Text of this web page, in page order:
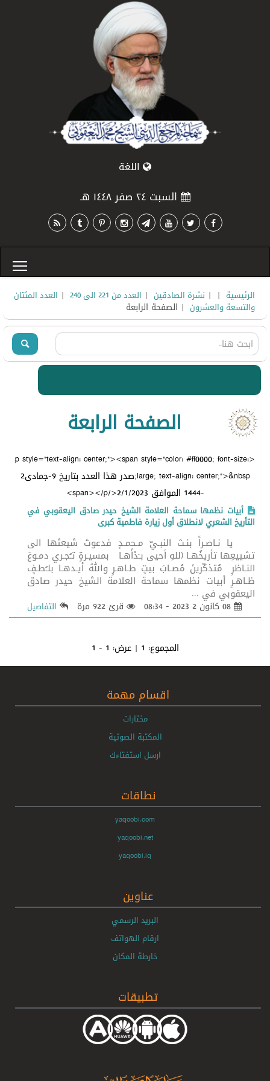
اللغة
السبت ٢٤ صفر ١٤٤٨ هـ
الرئيسية |
| نشرة الصادقين | العدد من 221 الى 240 | العدد المئتان
والتسعة والعشرون | الصفحة الرابعة
الصفحة الرابعة
<p style="text-align: center;"><span style="color: #ff0000; font-size:
large; text-align: center;">&nbsp;صدر هذا العدد بتاريخ 9-جمادى2
-1444 الموافق 2/1/2023</span></p>
أبيات نظمها سماحة العلامة الشيخ حيدر صادق اليعقوبي في
التأريخ الشعري لانطلاق أول زيارة فاطمية كبرى
يا نـاصـراً بنـتَ النبـيّ مـحمـدٍ فدعوتَ شيعتَها الى
تشييعِها تأريخُهـا (للهِ أحيى بـَدْأَهـا بمسيـرةٍ تـُجـري دمـوعَ
النـاظرِ مُتذكّرينَ مُصـابَ بيتٍ طـاهـرِ واللهُ أيـدهـا بلـُطـفٍ
ظـاهـرِ أبيات نظمها سماحة العلامة الشيخ حيدر صادق
اليعقوبي في ...
قرئ 922 مرة التفاصيل
المجموع: 1 | عرض: 1 - 1
اقسام مهمة
مختارات
المكتبة الصوتية
ارسل استفتاءك
نطاقات
yaqoobi.com
yaqoobi.net
yaqoobi.iq
عناوين
البريد الرسمي
ارقام الهواتف
خارطة المكان
تطبيقات